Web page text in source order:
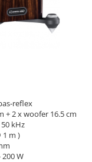
reflex
+ 2 x woofer 16.5 cm
kHz
1 m )
W